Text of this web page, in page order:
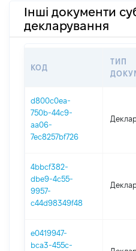
Інші документи
декларування
КОД
ТИП
d800c0ea-
750b-44c9-
aa06-
7ec8257bf726
4bbcf382-
dbe9-4c55-
9957-
c44d98349f48
e0419947-
bca3-455c-